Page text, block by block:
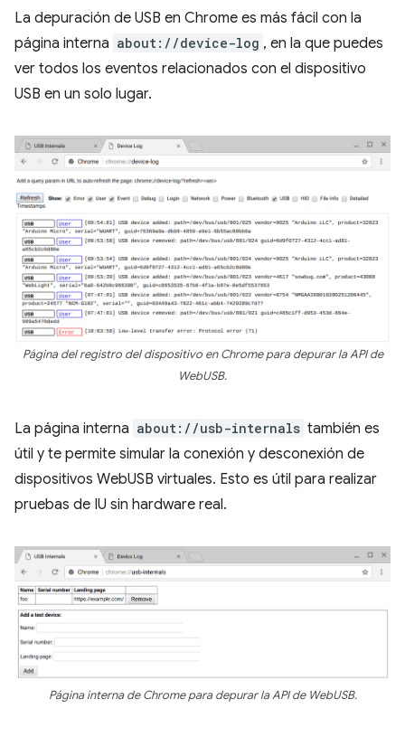
La depuración de USB en Chrome es más fácil con la
página interna about://device-log , en la que puedes
ver todos los eventos relacionados con el dispositivo
USB en un solo lugar.
Página del registro del dispositivo en Chrome para depurar la API de
WebUSB.
La página interna about://usb-internals también es
útil y te permite simular la conexión y desconexión de
dispositivos WebUSB virtuales. Esto es útil para realizar
pruebas de IU sin hardware real.
Página interna de Chrome para depurar la API de WebUSB.